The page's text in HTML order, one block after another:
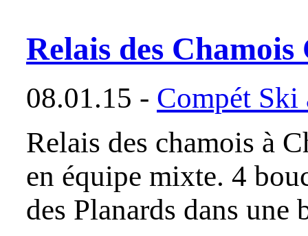
Relais des
08.01.15 - Compét
Relais des chamois à
en équipe mixte. 4
des Planards dans une